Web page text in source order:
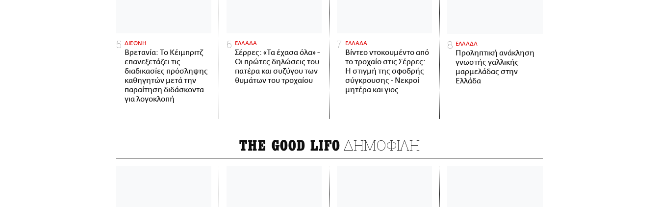
ΔΙΕΘΝΗ
Βρετανία: Το Κέιμπριτζ
επανεξετάζει τις
διαδικασίες πρόσληψης
καθηγητών μετά την
παραίτηση διδάσκοντα
για λογοκλοπή
ΕΛΛΑΔΑ
Σέρρες: «Τα έχασα όλα» -
Οι πρώτες δηλώσεις του
πατέρα και συζύγου των
θυμάτων του τροχαίου
ΕΛΛΑΔΑ
Βίντεο ντοκουμέντο από
το τροχαίο στις Σέρρες:
Η στιγμή της σφοδρής
σύγκρουσης - Νεκροί
μητέρα και γιος
ΕΛΛΑΔΑ
Προληπτική ανάκληση
γνωστής γαλλικής
μαρμελάδας στην
Ελλάδα
THE GOOD LIFO ΔΗΜΟΦΙΛΗ